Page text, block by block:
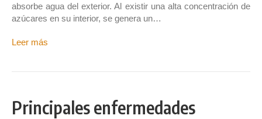
absorbe agua del exterior. Al existir una alta concentración de
azúcares en su interior, se genera un…
Leer más
Principales enfermedades